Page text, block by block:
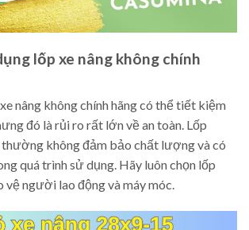
lốp xe nâng không chính
nâng không chính hãng có thể tiết kiệm
đó là rủi ro rất lớn về an toàn. Lốp
thường không đảm bảo chất lượng và có
quá trình sử dụng. Hãy luôn chọn lốp
vệ người lao động và máy móc.